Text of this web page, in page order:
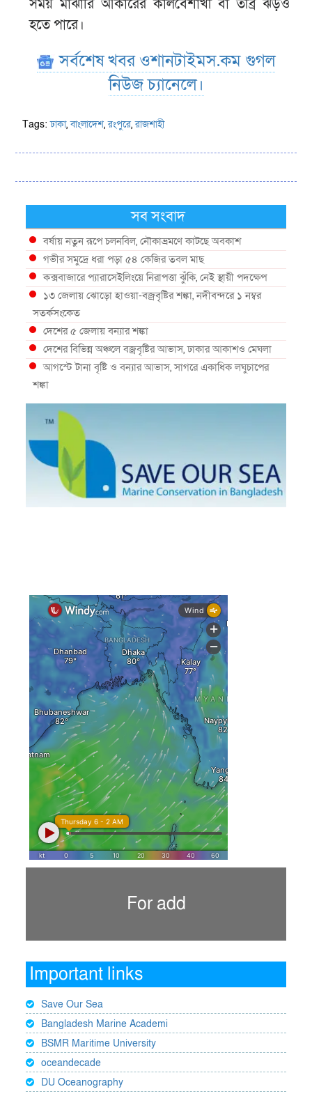
সময় মাঝারি আকারের কালবৈশাখী বা তীব্র ঝড়ও
হতে পারে।
সর্বশেষ খবর ওশানটাইমস.কম গুগল
নিউজ চ্যানেলে।
Tags:ঢাকা,বাংলাদেশ,রংপুরে,রাজশাহী
সব সংবাদ
বর্ষায় নতুন রূপে চলনবিল, নৌকাভ্রমণে কাটছে অবকাশ
গভীর সমুদ্রে ধরা পড়া ৫৪ কেজির তবল মাছ
কক্সবাজারে প্যারাসেইলিংয়ে নিরাপত্তা ঝুঁকি, নেই স্থায়ী পদক্ষেপ
১৩ জেলায় ঝোড়ো হাওয়া-বজ্রবৃষ্টির শঙ্কা, নদীবন্দরে ১ নম্বর
সতর্কসংকেত
দেশের ৫ জেলায় বন্যার শঙ্কা
দেশের বিভিন্ন অঞ্চলে বজ্রবৃষ্টির আভাস, ঢাকার আকাশও মেঘলা
আগস্টে টানা বৃষ্টি ও বন্যার আভাস, সাগরে একাধিক লঘুচাপের
শঙ্কা
স্বস্তি ও শঙ্কার পূর্বাভাস দিল আবহাওয়া
সৌদির নেতৃত্বে নতুন সামুদ্রিক প্রতিরক্ষা জোটে বাংলাদেশ
ইউরোপে দাবানল: আকাশে উড়ছে আগুন নেভানোর বিমান
For add
Important links
Save Our Sea
Bangladesh Marine Academi
BSMR Maritime University
oceandecade
DU Oceanography